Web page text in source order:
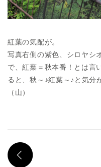
紅葉の気配が。
写真右側の紫色、シロヤシ
で、紅葉＝秋本番！とは言
ると、秋～♪紅葉～♪と気分
（山）